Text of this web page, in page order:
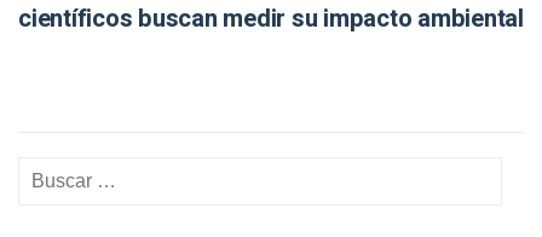
científicos buscan medir su impacto ambiental